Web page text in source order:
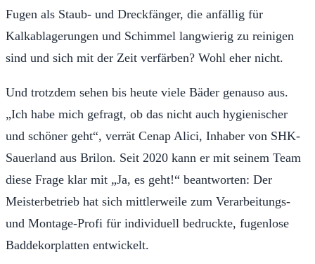
Fugen als Staub- und Dreckfänger, die anfällig für
Kalkablagerungen und Schimmel langwierig zu reinigen
sind und sich mit der Zeit verfärben? Wohl eher nicht.
Und trotzdem sehen bis heute viele Bäder genauso aus.
„Ich habe mich gefragt, ob das nicht auch hygienischer
und schöner geht“, verrät Cenap Alici, Inhaber von SHK-
Sauerland aus Brilon. Seit 2020 kann er mit seinem Team
diese Frage klar mit „Ja, es geht!“ beantworten: Der
Meisterbetrieb hat sich mittlerweile zum Verarbeitungs-
und Montage-Profi für individuell bedruckte, fugenlose
Baddekorplatten entwickelt.